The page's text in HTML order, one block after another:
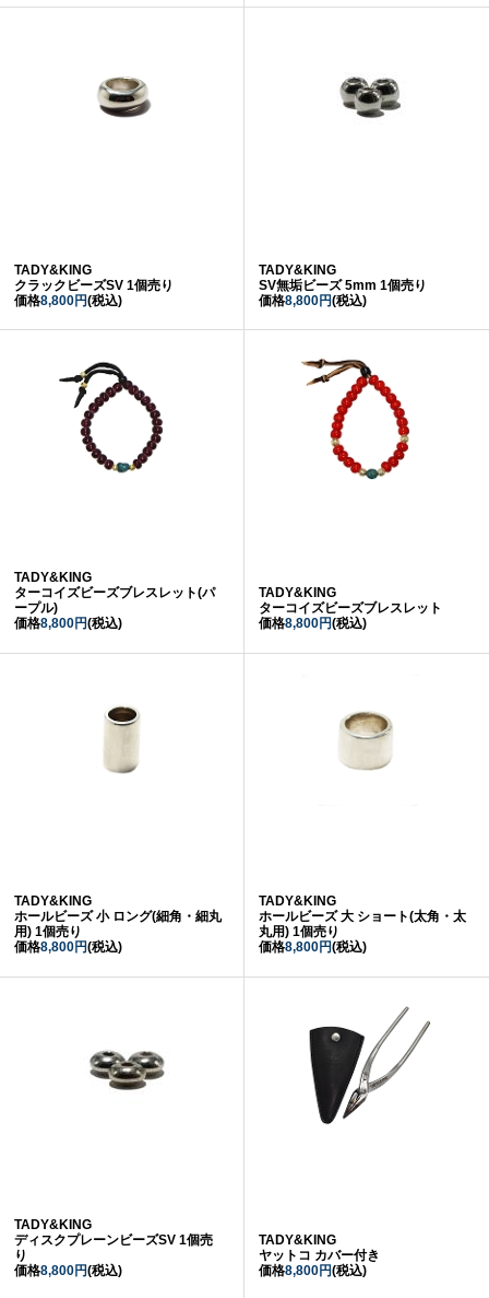
TADY&KING
クラックビーズSV 1個売り
価格8,800円(税込)
TADY&KING
SV無垢ビーズ 5mm 1個売り
価格8,800円(税込)
TADY&KING
ターコイズビーズブレスレット(パ
ープル)
価格8,800円(税込)
TADY&KING
ターコイズビーズブレスレット
価格8,800円(税込)
TADY&KING
ホールビーズ 小 ロング(細角・細丸
用) 1個売り
価格8,800円(税込)
TADY&KING
ホールビーズ 大 ショート(太角・太
丸用) 1個売り
価格8,800円(税込)
TADY&KING
ディスクプレーンビーズSV 1個売
り
価格8,800円(税込)
TADY&KING
ヤットコ カバー付き
価格8,800円(税込)